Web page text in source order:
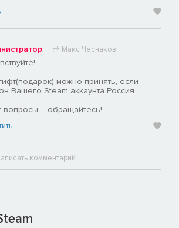
Макс Чеснаков
можно принять, если
Вашего Steam аккаунта Россия
вопросы – обращайтесь!